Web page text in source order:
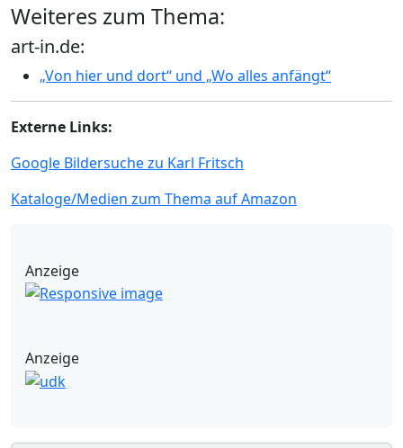
Weiteres zum Thema:
art-in.de:
„Von hier und dort“ und „Wo alles anfängt“
Externe Links:
Google Bildersuche zu Karl Fritsch
Kataloge/Medien zum Thema auf Amazon
Anzeige
Anzeige